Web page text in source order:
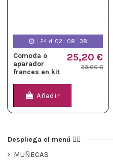
24 d. 02 : 08 :37
Comoda o
aparador
frances en kit
25,20 €
33,60 €
Añadir
Despliega el menú 👉🏻
MUÑECAS